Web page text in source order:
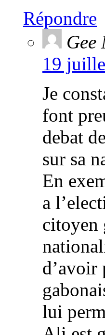
Répondre
Gee
19
Je
font
debat
sur sa
En
a
citoyen
d’avoir
lui